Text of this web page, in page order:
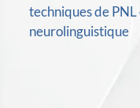
techniques de
neurolinguistique